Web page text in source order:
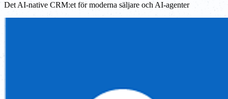
Det AI-native CRM:et för moderna säljare och AI-agenter